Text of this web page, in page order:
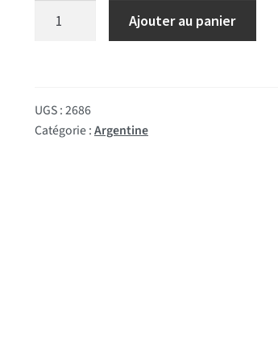
quantité de Drapeau de table Argentine
Ajouter au panier
UGS :2686
Catégorie :Argentine